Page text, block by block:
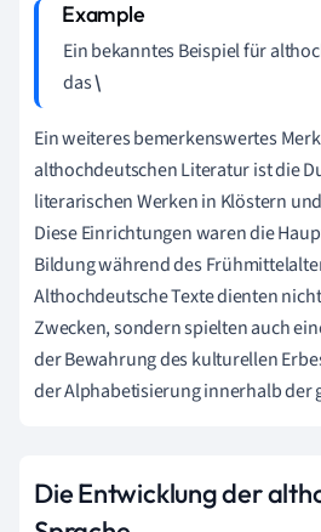
Ein bekanntes Beispiel für
das\
Ein weiteres bemerkenswertes
althochdeutschen Literatur ist die
literarischen Werken in Klöstern
Diese Einrichtungen waren die
Bildung während des
Althochdeutsche Texte dienten
Zwecken, sondern spielten auch
der Bewahrung des kulturellen
der Alphabetisierung innerhalb der
Die Entwicklung der